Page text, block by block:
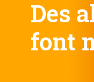
Des
font